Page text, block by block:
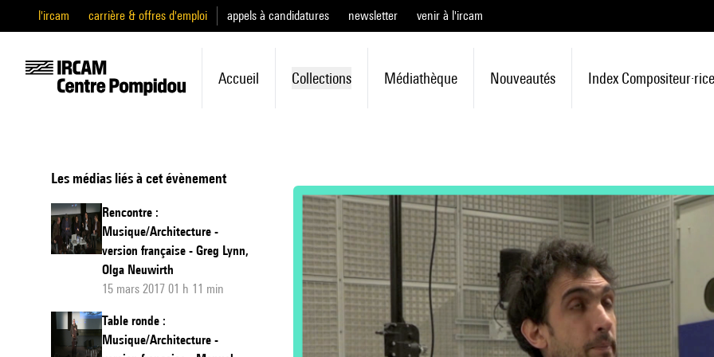
l'ircam carrière & offres d'emploi appels à candidatures newsletter venir à l'ircam
Accueil Collections Médiathèque Nouveautés Index Compositeur·rice
Les médias liés à cet évènement
Rencontre :
Musique/Architecture -
version française - Greg Lynn,
Olga Neuwirth
15 mars 2017 01 h 11 min
Table ronde :
Musique/Architecture -